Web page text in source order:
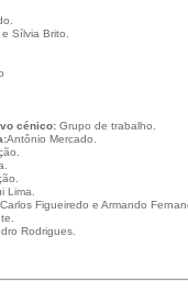
Sílvia Brito.
cénico: Grupo de trabalho.
Antônio Mercado.
Lima.
Figueiredo e Armando
Rodrigues.